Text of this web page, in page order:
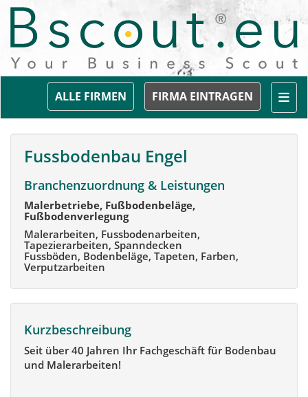
FIRMA EINTRAGEN
ALLE FIRMEN
Fussbodenbau Engel
Branchenzuordnung & Leistungen
Malerbetriebe, Fußbodenbeläge,
Fußbodenverlegung
Malerarbeiten, Fussbodenarbeiten,
Tapezierarbeiten, Spanndecken
Fussböden, Bodenbeläge, Tapeten, Farben,
Verputzarbeiten
Kurzbeschreibung
Seit über 40 Jahren Ihr Fachgeschäft für Bodenbau
und Malerarbeiten!